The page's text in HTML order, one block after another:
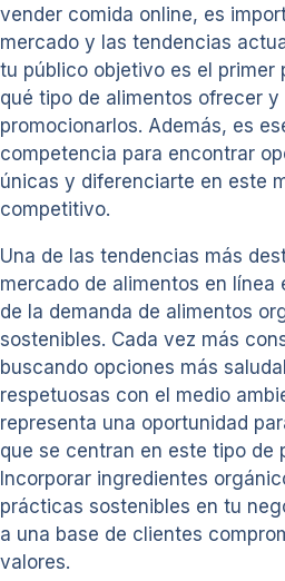
vender comida online, es
mercado y las tendencias
tu público objetivo es el primer
qué tipo de alimentos ofrecer y
promocionarlos. Además, es
competencia para encontrar
únicas y diferenciarte en este
competitivo.
Una de las tendencias más
mercado de alimentos en línea
de la demanda de alimentos
sostenibles. Cada vez más
buscando opciones más
respetuosas con el medio
representa una oportunidad
que se centran en este tipo de
Incorporar ingredientes
prácticas sostenibles en tu
a una base de clientes
valores.